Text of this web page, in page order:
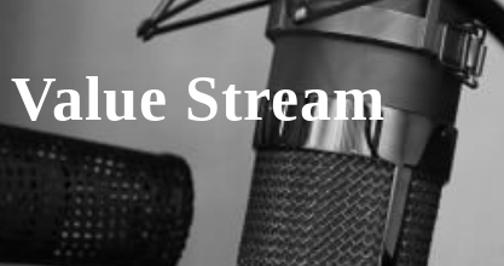
Value Stream